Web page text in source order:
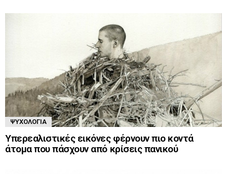
ΨΥΧΟΛΟΓΊΑ
Υπερεαλιστικές εικόνες φέρνουν πιο κοντά
άτομα που πάσχουν από κρίσεις πανικού